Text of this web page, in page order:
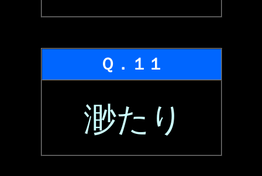
Ｑ．１１
渺たり